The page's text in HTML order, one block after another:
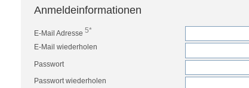
Anmeldeinformationen
E-Mail Adresse 5*
E-Mail wiederholen
Passwort
Passwort wiederholen